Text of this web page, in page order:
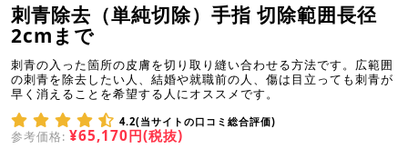
刺青除去（単純切除）手指 切除範囲長径
2cmまで
刺青の入った箇所の皮膚を切り取り縫い合わせる方法です。広範囲
の刺青を除去したい人、結婚や就職前の人、傷は目立っても刺青が
早く消えることを希望する人にオススメです。
4.2(当サイトの口コミ総合評価)
参考価格: ¥65,170円(税抜)